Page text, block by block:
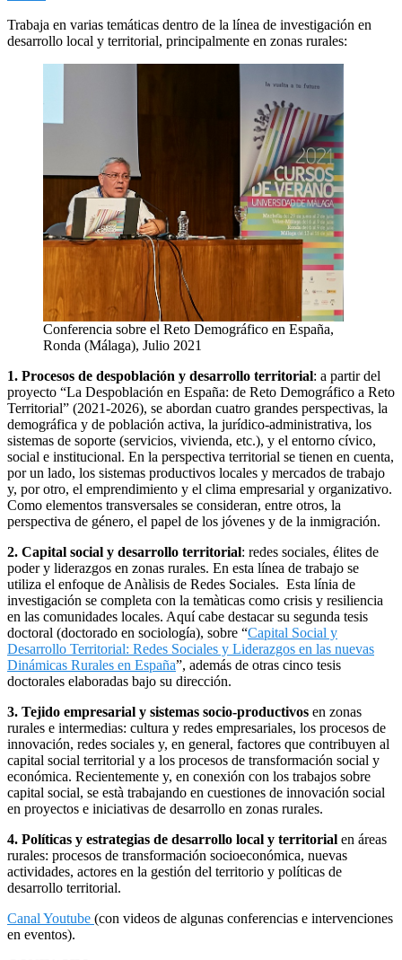
Trabaja en varias temáticas dentro de la línea de investigación en
desarrollo local y territorial, principalmente en zonas rurales:
Conferencia sobre el Reto Demográfico en España,
Ronda (Málaga), Julio 2021
1. Procesos de despoblación y desarrollo territorial: a partir del
proyecto “La Despoblación en España: de Reto Demográfico a Reto
Territorial” (2021-2026), se abordan cuatro grandes perspectivas, la
demográfica y de población activa, la jurídico-administrativa, los
sistemas de soporte (servicios, vivienda, etc.), y el entorno cívico,
social e institucional. En la perspectiva territorial se tienen en cuenta,
por un lado, los sistemas productivos locales y mercados de trabajo
y, por otro, el emprendimiento y el clima empresarial y organizativo.
Como elementos transversales se consideran, entre otros, la
perspectiva de género, el papel de los jóvenes y de la inmigración.
2. Capital social y desarrollo territorial: redes sociales, élites de
poder y liderazgos en zonas rurales. En esta línea de trabajo se
utiliza el enfoque de Anàlisis de Redes Sociales. Esta línia de
investigación se completa con la temàticas como crisis y resiliencia
en las comunidades locales. Aquí cabe destacar su segunda tesis
doctoral (doctorado en sociología), sobre “Capital Social y
Desarrollo Territorial: Redes Sociales y Liderazgos en las nuevas
Dinámicas Rurales en España”, además de otras cinco tesis
doctorales elaboradas bajo su dirección.
3. Tejido empresarial y sistemas socio-productivos en zonas
rurales e intermedias: cultura y redes empresariales, los procesos de
innovación, redes sociales y, en general, factores que contribuyen al
capital social territorial y a los procesos de transformación social y
económica. Recientemente y, en conexión con los trabajos sobre
capital social, se està trabajando en cuestiones de innovación social
en proyectos e iniciativas de desarrollo en zonas rurales.
4. Políticas y estrategias de desarrollo local y territorial en áreas
rurales: procesos de transformación socioeconómica, nuevas
actividades, actores en la gestión del territorio y políticas de
desarrollo territorial.
Canal Youtube (con videos de algunas conferencias e intervenciones
en eventos).